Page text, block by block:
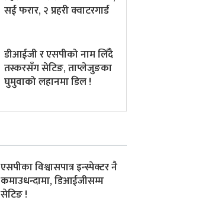
सई फरार, २ प्रहरी क्वाटरगार्ड
डीआईजी र एसपीको नाम लिँदै
तस्करसँग सेटिङ, ताप्लेजुङका
घुमुवाको लहानमा डिल !
एसपीका विश्वासपात्र इन्स्पेक्टर नै
कमाउधन्दामा, डिआईजीसम्म
सेटिङ !